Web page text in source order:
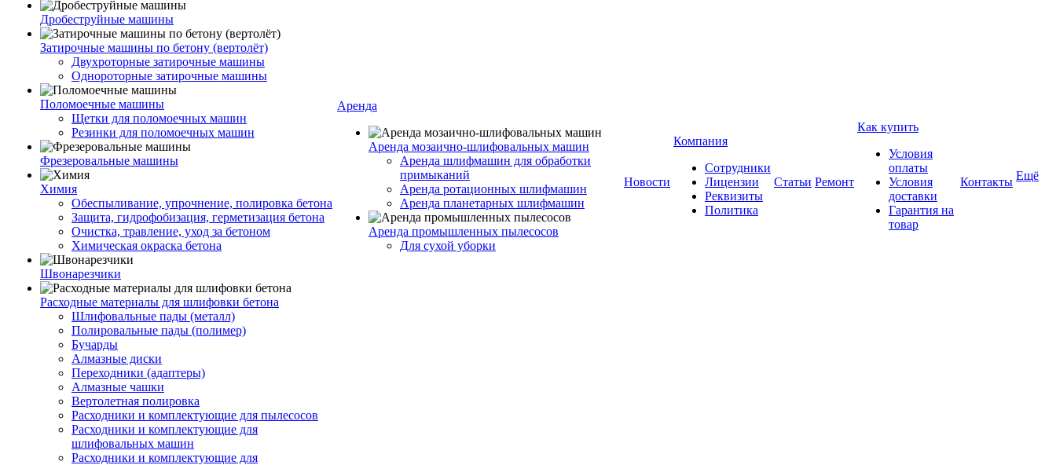
Дробеструйные машины
Затирочные машины по бетону (вертолёт)
Двухроторные затирочные машины
Однороторные затирочные машины
Поломоечные машины
Щетки для поломоечных машин
Резинки для поломоечных машин
Фрезеровальные машины
Химия
Обеспыливание, упрочнение, полировка бетона
Защита, гидрофобизация, герметизация бетона
Очистка, травление, уход за бетоном
Химическая окраска бетона
Швонарезчики
Расходные материалы для шлифовки бетона
Шлифовальные пады (металл)
Полировальные пады (полимер)
Бучарды
Алмазные диски
Переходники (адаптеры)
Алмазные чашки
Вертолетная полировка
Расходники и комплектующие для пылесосов
Расходники и комплектующие для
шлифовальных машин
Расходники и комплектующие для
Аренда
Аренда мозаично-шлифовальных машин
Аренда шлифмашин для обработки
примыканий
Аренда ротационных шлифмашин
Аренда планетарных шлифмашин
Аренда промышленных пылесосов
Для сухой уборки
Новости
Компания
Сотрудники
Лицензии
Реквизиты
Политика
Статьи Ремонт
Как купить
Условия
оплаты
Условия
доставки
Гарантия на
товар
Контакты Ещё